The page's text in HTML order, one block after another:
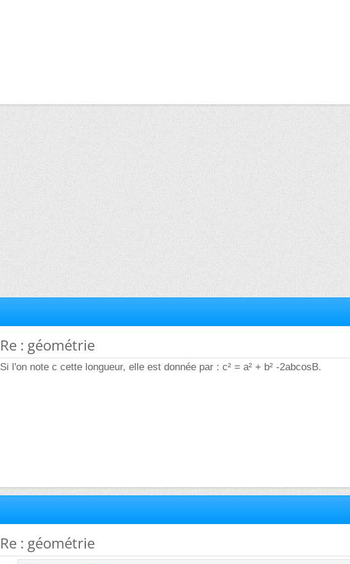
Re : géométrie
Si l'on note c cette longueur, elle est donnée par : c² = a² + b² -2abcosB.
Re : géométrie